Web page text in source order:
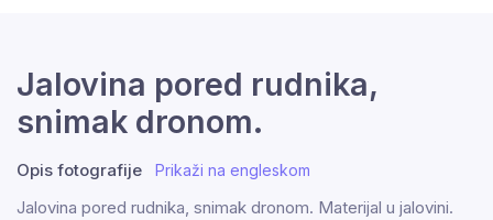
Jalovina pored rudnika,
snimak dronom.
Opis fotografije Prikaži na engleskom
Jalovina pored rudnika, snimak dronom. Materijal u jalovini.